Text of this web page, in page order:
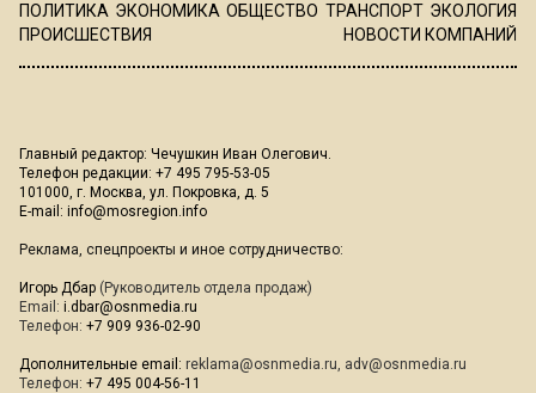
ПОЛИТИКА ЭКОНОМИКА ОБЩЕСТВО ТРАНСПОРТ ЭКОЛОГИЯ
ПРОИСШЕСТВИЯ
НОВОСТИ КОМПАНИЙ
Главный редактор: Чечушкин Иван Олегович.
Телефон редакции: +7 495 795-53-05
101000, г. Москва, ул. Покровка, д. 5
E-mail: info@mosregion.info
Реклама, спецпроекты и иное сотрудничество:
Игорь Дбар (Руководитель отдела продаж)
Email: i.dbar@osnmedia.ru
Телефон: +7 909 936-02-90
Дополнительные email: reklama@osnmedia.ru, adv@osnmedia.ru
Телефон: +7 495 004-56-11